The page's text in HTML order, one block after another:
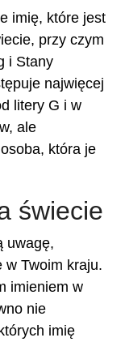
imię, które jest
przy czym
i Stany
najwięcej
litery G i w
ale
która je
świecie
uwagę,
w Twoim kraju.
imieniem w
nie
imię